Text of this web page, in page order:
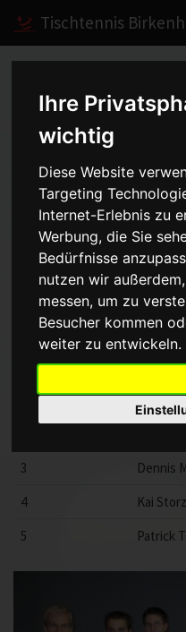
Ihre
wichtig
Diese Website
Targeting
Internet-Erlebnis zu
Werbung, die Sie
Bedürfnisse
nutzen wir
messen, um zu
Besucher kommen
weiter zu entwickeln.
Tischtennis
Jungen I -
2004/2005
Mannschaft Saison
Aufstellung
Punkt
Name
Daniel
3
Dennis
4
Kai
5
Patrick